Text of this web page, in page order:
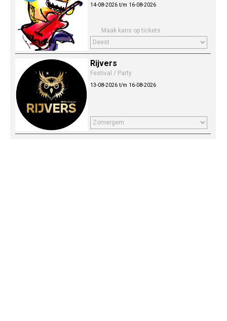
14-08-2026 t/m 16-08-2026
Maak kans op tickets
Rijvers
Festival / Party
13-08-2026 t/m 16-08-2026